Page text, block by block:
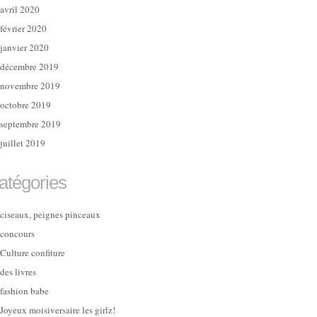
avril 2020
février 2020
janvier 2020
décembre 2019
novembre 2019
octobre 2019
septembre 2019
juillet 2019
ciseaux, peignes pinceaux
concours
Culture confiture
des livres
fashion babe
Joyeux moisiversaire les girlz!